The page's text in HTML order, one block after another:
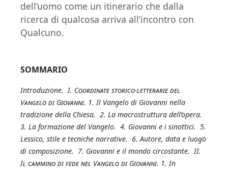
dell’uomo come un itinerario che dalla
ricerca di qualcosa arriva all’incontro con
Qualcuno.
SOMMARIO
Introduzione. I. Coordinate storico-letterarie del
Vangelo di Giovanni. 1. Il Vangelo di Giovanni nella
tradizione della Chiesa. 2. La macrostruttura dell’opera.
3. La formazione del Vangelo. 4. Giovanni e i sinottici. 5.
Lessico, stile e tecniche narrative. 6. Autore, data e luogo
di composizione. 7. Giovanni e il mondo circostante. II.
Il cammino di fede nel Vangelo di Giovanni. 1. In